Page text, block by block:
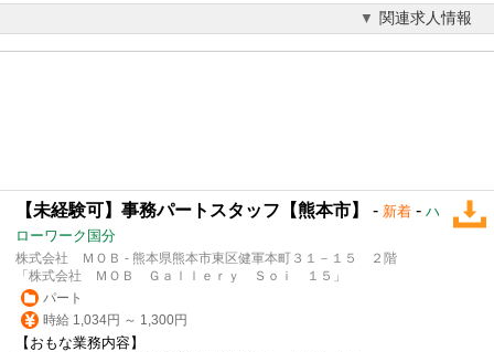
関連求人情報
【未経験可】事務パートスタッフ【熊本市】 - 新着 - ハ
ローワーク国分
株式会社 ＭＯＢ - 熊本県熊本市東区健軍本町３１－１５ ２階
「株式会社 ＭＯＢ Ｇａｌｌｅｒｙ Ｓｏｉ １５」
パート
時給 1,034円 ～ 1,300円
【おもな業務内容】